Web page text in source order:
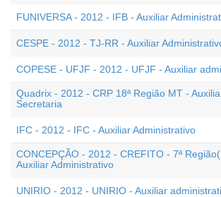
FUNIVERSA - 2012 - IFB - Auxiliar
CESPE - 2012 - TJ-RR - Auxiliar
COPESE - UFJF - 2012 - UFJF - Auxiliar
Quadrix - 2012 - CRP 18ª Região MT -
Secretaria
IFC - 2012 - IFC - Auxiliar Administrativo
CONCEPÇÃO - 2012 - CREFITO - 7ª
Auxiliar Administrativo
UNIRIO - 2012 - UNIRIO - Auxiliar